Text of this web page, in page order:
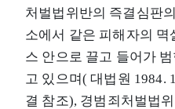
처벌법위반의 즉결심판
소에서 같은 피해자의
스 안으로 끌고 들어가
고 있으며( 대법원 1984.
결 참조), 경범죄처벌법